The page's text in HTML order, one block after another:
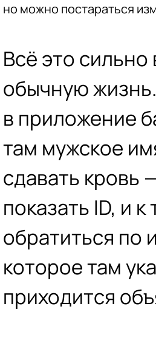
но можно постараться
Всё это сильно
обычную
в приложение
там мужское
сдавать кровь
показать ID, и
обратиться по
которое там
приходится